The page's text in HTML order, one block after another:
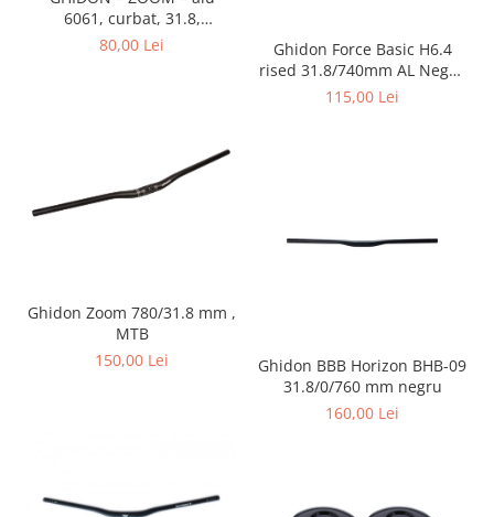
Saboti de frana
6061, curbat, 31.8,
700x10x20, negru
80,00 Lei
Ghidon Force Basic H6.4
rised 31.8/740mm AL Negru
Mat
115,00 Lei
Ghidon Zoom 780/31.8 mm ,
MTB
150,00 Lei
Ghidon BBB Horizon BHB-09
31.8/0/760 mm negru
160,00 Lei